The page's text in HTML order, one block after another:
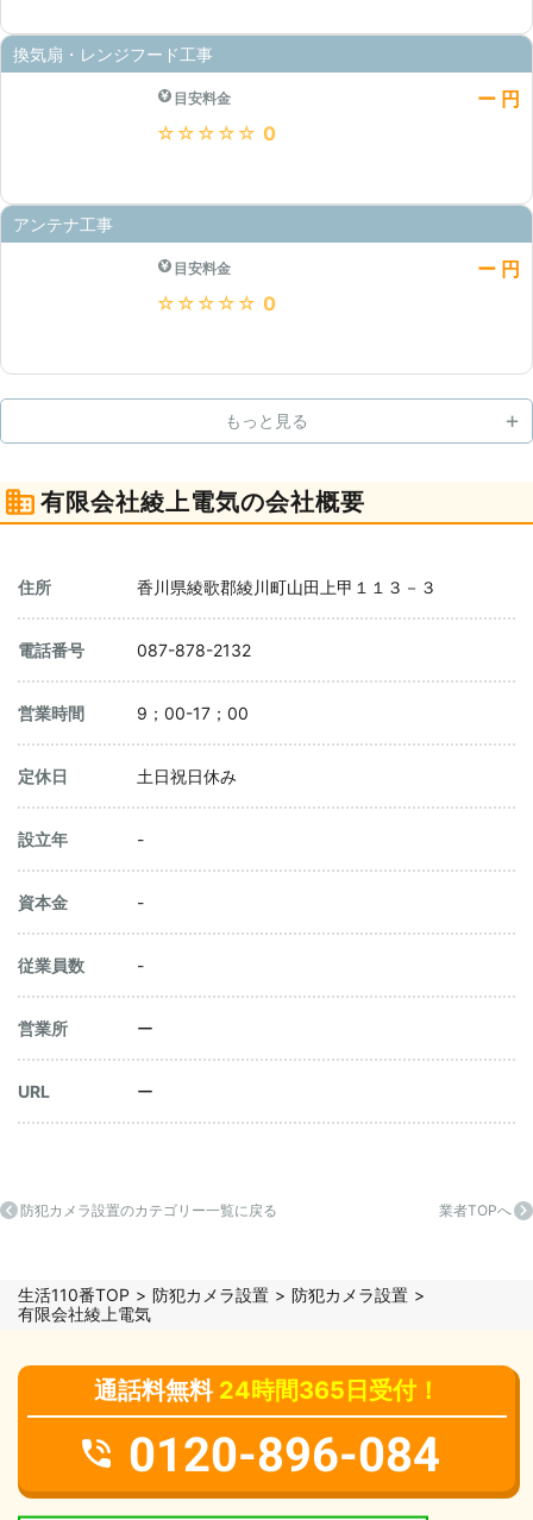
換気扇・レンジフード工事
目安料金
ー 円
★★★★★ 0
アンテナ工事
目安料金
ー 円
★★★★★ 0
もっと見る
有限会社綾上電気の会社概要
住所 香川県綾歌郡綾川町山田上甲１１３－３
資本金 -
電話番号 087-878-2132
従業員数 -
営業時間 9；00-17；00
営業所 ー
定休日 土日祝日休み
URL ー
設立年 -
防犯カメラ設置のカテゴリー一覧に戻る 業者TOPへ
生活110番TOP 防犯カメラ設置
防犯カメラ設置
有限会社綾上電気
通話料無料 24時間365日受付！
0120-896-084